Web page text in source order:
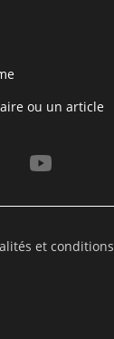
ou un article
et conditions